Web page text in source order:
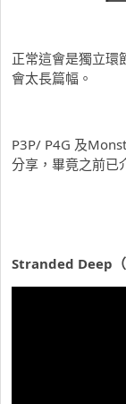
正常這會是獨立環
會太長篇幅。
P3P/ P4G 及
分享，畢竟之前已
Stranded Deep（